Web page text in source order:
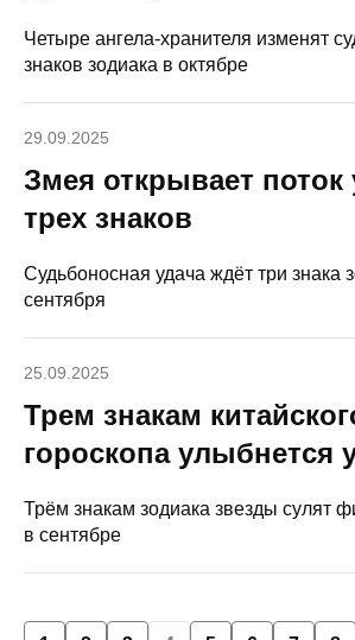
Четыре ангела-хранителя изменят
знаков зодиака в октябре
29.09.2025
Змея открывает поток
трех знаков
Судьбоносная удача ждёт три знака
сентября
25.09.2025
Трем знакам
гороскопа улыбнется
Трём знакам зодиака звезды сулят
в сентябре